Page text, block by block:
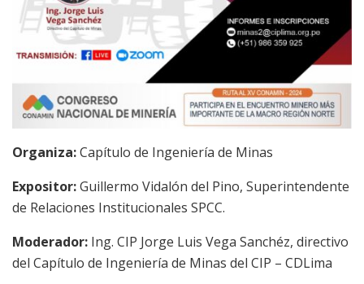
Organiza:Capítulo de Ingeniería de Minas
Expositor:Guillermo Vidalón del Pino, Superintendente
de Relaciones Institucionales SPCC.
Moderador: Ing. CIP Jorge Luis Vega Sanchéz, directivo
del Capítulo de Ingeniería de Minas del CIP – CDLima